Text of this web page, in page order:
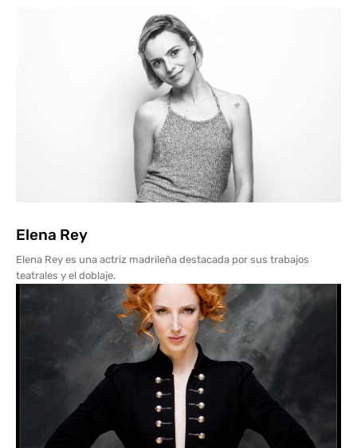
Elena Rey
Elena Rey es una actriz madrileña destacada por sus trabajos
teatrales y el doblaje.